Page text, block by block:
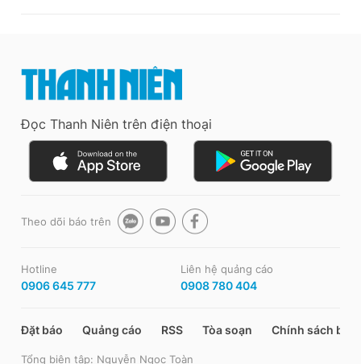
Đọc Thanh Niên trên điện thoại
Theo dõi báo trên
Hotline
0906 645 777
Liên hệ quảng cáo
0908 780 404
Đặt báo Quảng cáo RSS Tòa soạn Chính sách bảo
Tổng biên tập: Nguyễn Ngọc Toàn